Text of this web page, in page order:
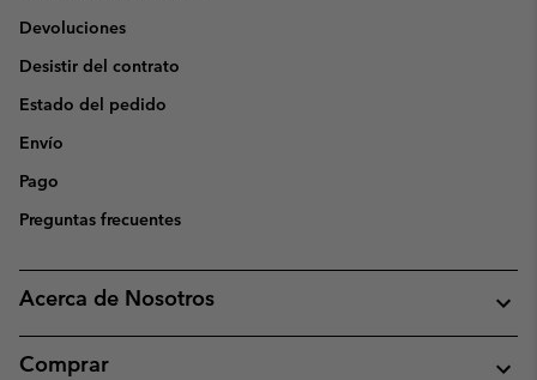
Devoluciones
Desistir del contrato
Estado del pedido
Envío
Pago
Preguntas frecuentes
Acerca de Nosotros
Comprar